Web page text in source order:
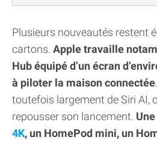
Plusieurs nouveautés restent
cartons. Apple travaille
Hub équipé d’un écran
à piloter la maison connectée
toutefois largement de Siri AI,
repousser son lancement.
4K, un HomePod mini, un